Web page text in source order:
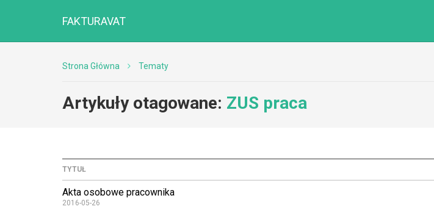
FAKTURAVAT
Strona Główna Tematy
Artykuły otagowane: ZUS praca
TYTUŁ
Akta osobowe pracownika
2016-05-26